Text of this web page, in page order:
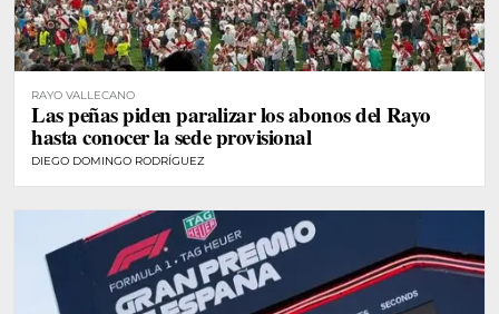
RAYO VALLECANO
Las peñas piden paralizar los abonos del Rayo
hasta conocer la sede provisional
DIEGO DOMINGO RODRÍGUEZ